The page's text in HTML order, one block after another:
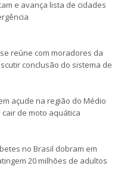
e avança lista de cidades
reúne com moradores da
conclusão do sistema de
açude na região do Médio
de moto aquática
no Brasil dobram em
20 milhões de adultos